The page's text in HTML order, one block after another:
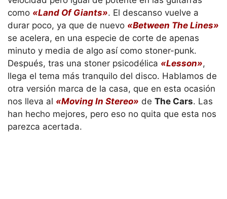
como «Land Of Giants». El descanso vuelve a
durar poco, ya que de nuevo «Between The Lines»
se acelera, en una especie de corte de apenas
minuto y media de algo así como stoner-punk.
Después, tras una stoner psicodélica «Lesson»,
llega el tema más tranquilo del disco. Hablamos de
otra versión marca de la casa, que en esta ocasión
nos lleva al «Moving In Stereo» de The Cars. Las
han hecho mejores, pero eso no quita que esta nos
parezca acertada.